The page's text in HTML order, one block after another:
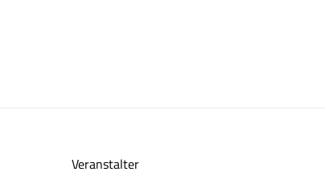
Veranstalter